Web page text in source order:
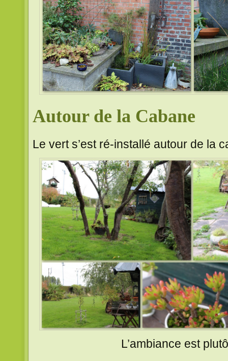
Autour de la Cabane
Le vert s’est ré-installé autour de la
L’ambiance est